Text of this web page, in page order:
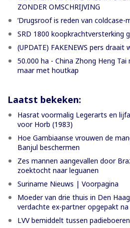
ZONDER OMSCHRIJVING
’Drugsroof is reden van coldcase-
SRD 1800 koopkrachtversterking
(UPDATE) FAKENEWS pers
50.000 ha - China Zhong Heng
maar met houtkap
Laatst bekeken:
Hasrat voormalig Legerarts en
voor Horb (1983)
Hoe Gambiaanse vrouwen de
Banjul beschermen
Zes mannen aangevallen door
zoektocht naar leguanen
Suriname Nieuws | Voorpagina
Moeder van drie thuis in Den
verdachte ex-partner opgepakt
LVV bemiddelt tussen